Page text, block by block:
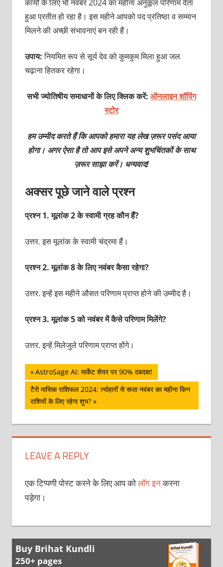
कार्यों के लिए भी नवंबर 2024 का महीना अनुकूल परिणाम देता
हुआ प्रतीत हो रहा है। इस महीने आपको पद प्रतिष्ठा व सम्मान
मिलने की अच्छी संभावनाएं बन रही हैं।
उपाय:नियमित रूप से सूर्य देव को कुमकुम मिला हुआ जल
चढ़ाना हितकर रहेगा।
सभी ज्योतिषीय समाधानों के लिए क्लिक करें: ऑनलाइन शॉपिंग
स्टोर
हम उम्मीद करते हैं कि आपको हमारा यह लेख ज़रूर पसंद आया
होगा। अगर ऐसा है तो आप इसे अपने अन्य शुभचिंतकों के साथ
ज़रूर साझा करें। धन्यवाद!
अक्सर पूछे जाने वाले प्रश्न
प्रश्‍न 1. मूलांक 2 के स्‍वामी ग्रह कौन हैं?
उत्तर. इस मूलांक के स्‍वामी चंद्रमा हैं।
प्रश्‍न 2. मूलांक 8 के लिए नवंबर कैसा रहेगा?
उत्तर. इन्‍हें इस महीने औसत परिणाम प्राप्‍त होने की उम्‍मीद है।
प्रश्‍न 3. मूलांक 5 को नवंबर में कैसे परिणाम मिलेंगे?
उत्तर. इन्‍हें मिलेजुले परिणाम प्राप्‍त होंगे।
पोस्ट
नेविगेशन
Previous
Post:
AstroSage AI: मार्केट शेयर पर 90% दबदबा!
Next
Post:
टैरो मासिक राशिफल 2024: त्योहारों से सजा नवंबर का महीना किन
राशियों के लिए रहेगा शुभ?
LEAVE A REPLY
एक टिप्पणी पोस्ट करने के लिए आप कोलॉग इनकरना
पड़ेगा।
Buy Brihat Kundli
250+ pages